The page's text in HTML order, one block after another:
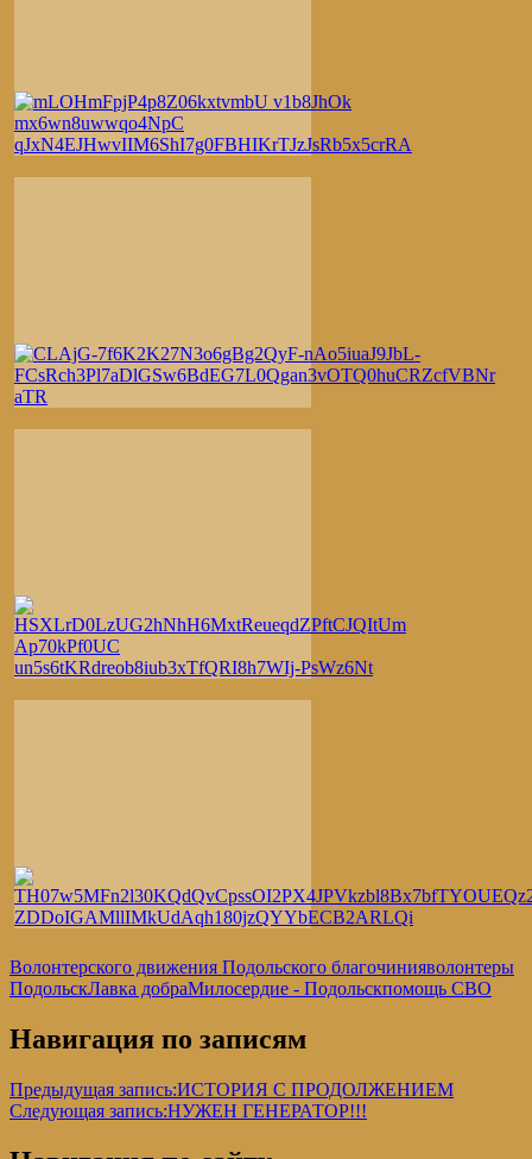
Волонтерского движения Подольского благочинияволонтеры
ПодольскЛавка добраМилосердие - Подольскпомощь СВО
Навигация по записям
Предыдущая запись:ИСТОРИЯ С ПРОДОЛЖЕНИЕМ
Следующая запись:НУЖЕН ГЕНЕРАТОР!!!